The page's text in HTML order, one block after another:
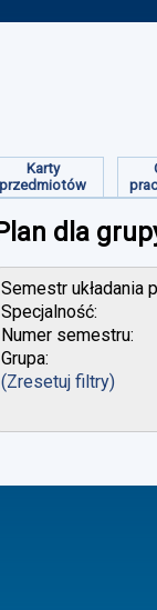
Karty
przedmiotów
Plan dla
Semestr układania
Specjalność:
Numer semestru:
Grupa:
(Zresetuj filtry)